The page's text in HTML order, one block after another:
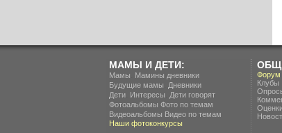
МАМЫ И ДЕТИ:
Мамы
Мамины дневники
Будущие мамы
Дневники
Дети Интересы
Дети говорят
Фотоальбомы Фото по темам
Видеоальбомы Видео по темам
Наши фотоконкурсы
Клубы